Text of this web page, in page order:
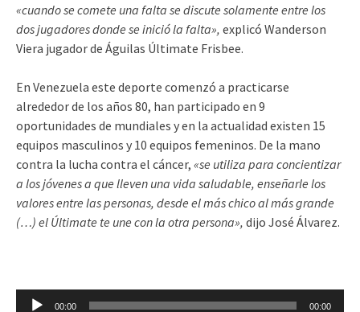
«cuando se comete una falta se discute solamente entre los
dos jugadores donde se inició la falta», explicó Wanderson
Viera jugador de Águilas Últimate Frisbee.
En Venezuela este deporte comenzó a practicarse
alrededor de los años 80, han participado en 9
oportunidades de mundiales y en la actualidad existen 15
equipos masculinos y 10 equipos femeninos. De la mano
contra la lucha contra el cáncer, «se utiliza para concientizar
a los jóvenes a que lleven una vida saludable, enseñarle los
valores entre las personas, desde el más chico al más grande
(…) el Últimate te une con la otra persona», dijo José Álvarez.
Reproductor
00:00 00:00